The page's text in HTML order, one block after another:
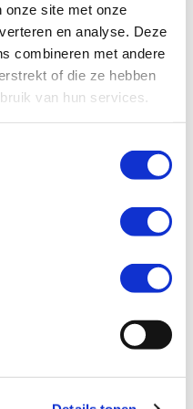
onze site met onze
en analyse. Deze
combineren met andere
of die ze hebben
van hun services.
integreert